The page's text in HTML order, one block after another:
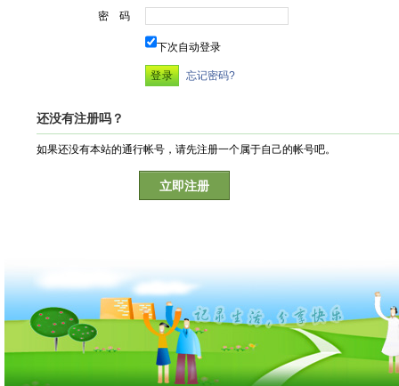
密 码
下次自动登录
忘记密码?
还没有注册吗？
如果还没有本站的通行帐号，请先注册一个属于自己的帐号吧。
立即注册